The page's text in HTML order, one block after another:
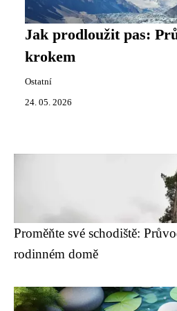
Jak prodloužit pas:
krokem
Ostatní
24. 05. 2026
Proměňte své schodiště:
rodinném domě